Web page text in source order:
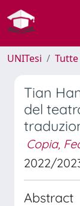
UNITesi
Tian
del
Copia,
2022/
Abstract